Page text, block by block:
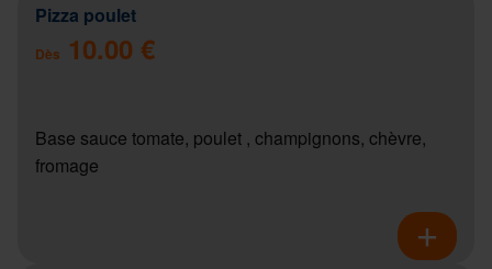
Pizza poulet
Dès 10.00 €
Base sauce tomate, poulet , champignons, chèvre,
fromage